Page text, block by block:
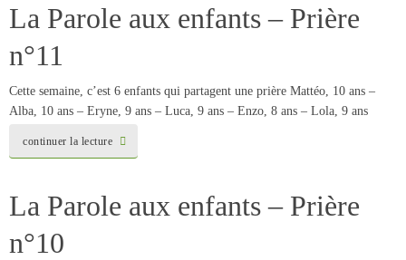
La Parole aux enfants – Prière
n°11
Cette semaine, c’est 6 enfants qui partagent une prière Mattéo, 10 ans –
Alba, 10 ans – Eryne, 9 ans – Luca, 9 ans – Enzo, 8 ans – Lola, 9 ans
continuer la lecture
La Parole aux enfants – Prière
n°10